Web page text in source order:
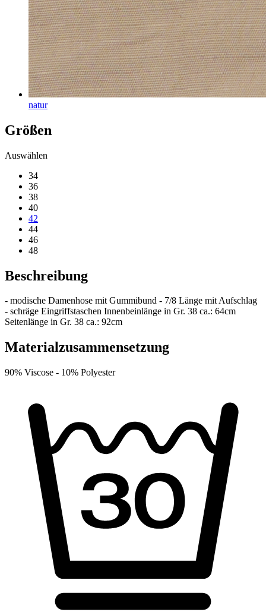
natur
Größen
Auswählen
34
36
38
40
42
44
46
48
Beschreibung
- modische Damenhose mit Gummibund - 7/8 Länge mit Aufschlag
- schräge Eingriffstaschen Innenbeinlänge in Gr. 38 ca.: 64cm
Seitenlänge in Gr. 38 ca.: 92cm
Materialzusammensetzung
90% Viscose - 10% Polyester